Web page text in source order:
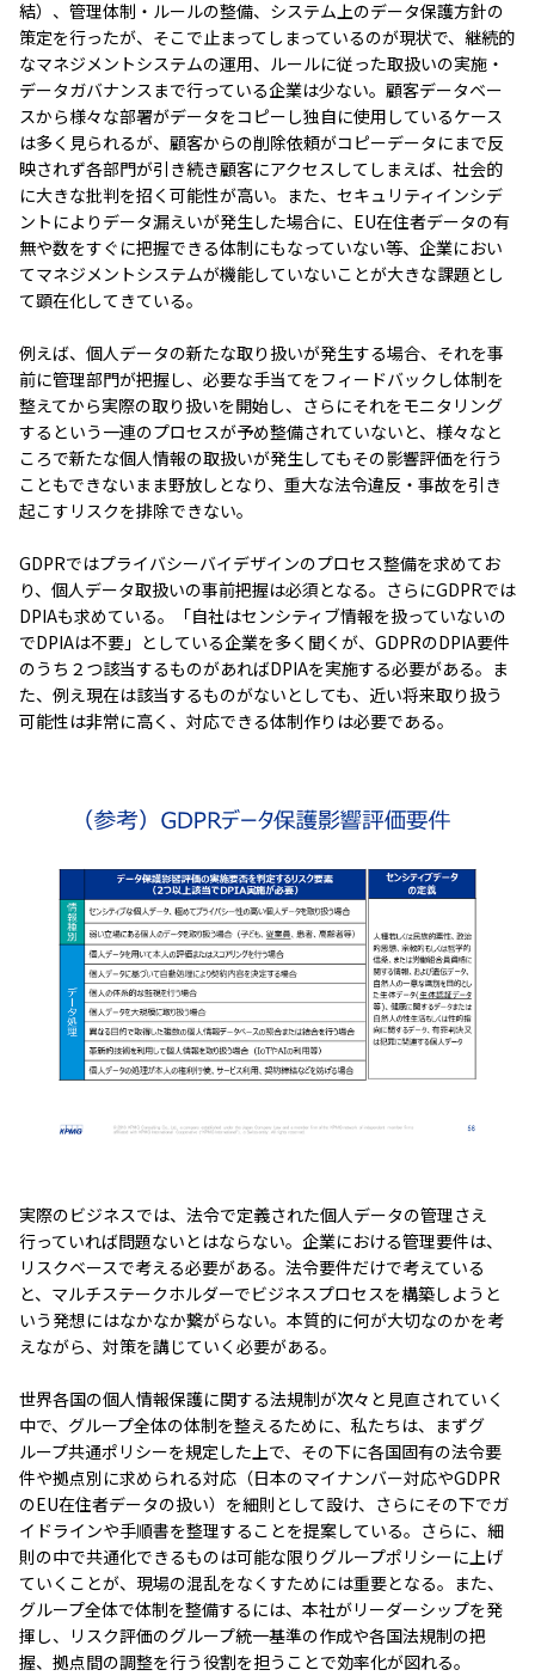
結）、管理体制・ルールの整備、システム上のデータ保護方針の
策定を行ったが、そこで止まってしまっているのが現状で、継続的
なマネジメントシステムの運用、ルールに従った取扱いの実施・
データガバナンスまで行っている企業は少ない。顧客データベー
スから様々な部署がデータをコピーし独自に使用しているケース
は多く見られるが、顧客からの削除依頼がコピーデータにまで反
映されず各部門が引き続き顧客にアクセスしてしまえば、社会的
に大きな批判を招く可能性が高い。また、セキュリティインシデ
ントによりデータ漏えいが発生した場合に、EU在住者データの有
無や数をすぐに把握できる体制にもなっていない等、企業におい
てマネジメントシステムが機能していないことが大きな課題とし
て顕在化してきている。
例えば、個人データの新たな取り扱いが発生する場合、それを事
前に管理部門が把握し、必要な手当てをフィードバックし体制を
整えてから実際の取り扱いを開始し、さらにそれをモニタリング
するという一連のプロセスが予め整備されていないと、様々なと
ころで新たな個人情報の取扱いが発生してもその影響評価を行う
こともできないまま野放しとなり、重大な法令違反・事故を引き
起こすリスクを排除できない。
GDPRではプライバシーバイデザインのプロセス整備を求めてお
り、個人データ取扱いの事前把握は必須となる。さらにGDPRでは
DPIAも求めている。「自社はセンシティブ情報を扱っていないの
でDPIAは不要」としている企業を多く聞くが、GDPRのDPIA要件
のうち２つ該当するものがあればDPIAを実施する必要がある。ま
た、例え現在は該当するものがないとしても、近い将来取り扱う
可能性は非常に高く、対応できる体制作りは必要である。
実際のビジネスでは、法令で定義された個人データの管理さえ
行っていれば問題ないとはならない。企業における管理要件は、
リスクベースで考える必要がある。法令要件だけで考えている
と、マルチステークホルダーでビジネスプロセスを構築しようと
いう発想にはなかなか繋がらない。本質的に何が大切なのかを考
えながら、対策を講じていく必要がある。
世界各国の個人情報保護に関する法規制が次々と見直されていく
中で、グループ全体の体制を整えるために、私たちは、まずグ
ループ共通ポリシーを規定した上で、その下に各国固有の法令要
件や拠点別に求められる対応（日本のマイナンバー対応やGDPR
のEU在住者データの扱い）を細則として設け、さらにその下でガ
イドラインや手順書を整理することを提案している。さらに、細
則の中で共通化できるものは可能な限りグループポリシーに上げ
ていくことが、現場の混乱をなくすためには重要となる。また、
グループ全体で体制を整備するには、本社がリーダーシップを発
揮し、リスク評価のグループ統一基準の作成や各国法規制の把
握、拠点間の調整を行う役割を担うことで効率化が図れる。